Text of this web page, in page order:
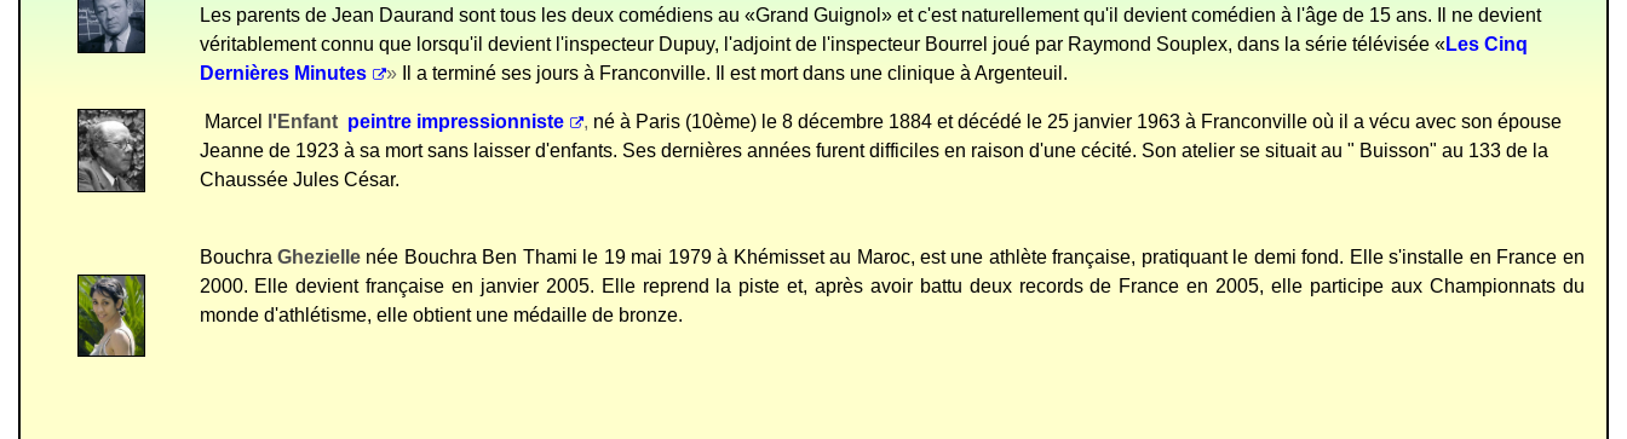
Les parents de Jean Daurand sont tous les deux comédiens au «Grand Guignol» et c'est naturellement qu'il devient comédien à l'âge de 15 ans. Il ne devient
véritablement connu que lorsqu'il devient l'inspecteur Dupuy, l'adjoint de l'inspecteur Bourrel joué par Raymond Souplex, dans la série télévisée «Les Cinq
Dernières Minutes
»Il a terminé ses jours à Franconville. Il est mort dans une clinique à Argenteuil.
Marcel l'Enfant peintre impressionniste , né à Paris (10ème) le 8 décembre 1884 et décédé le 25 janvier 1963 à Franconville où il a vécu avec son épouse
Jeanne de 1923 à sa mort sans laisser d'enfants. Ses dernières années furent difficiles en raison d'une cécité. Son atelier se situait au " Buisson" au 133 de la
Chaussée Jules César.
Bouchra Gheziellenée Bouchra Ben Thami le 19 mai 1979 à Khémisset au Maroc, est une athlète française, pratiquant le demi fond. Elle s'installe en France en
2000. Elle devient française en janvier 2005. Elle reprend la piste et, après avoir battu deux records de France en 2005, elle participe aux Championnats du
monde d'athlétisme, elle obtient une médaille de bronze.